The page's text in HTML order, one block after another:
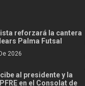
reforzará la cantera
Palma Futsal
2026
al presidente y la
en el Consolat de